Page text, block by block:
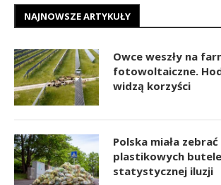
NAJNOWSZE ARTYKUŁY
Owce weszły na
fotowoltaiczne.
widzą korzyści
Polska miała
plastikowych
statystycznej iluzji